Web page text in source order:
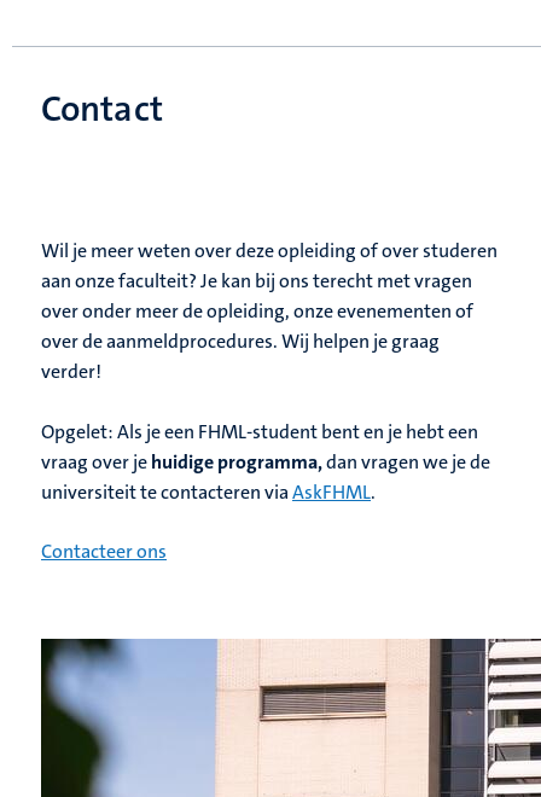
Contact
Wil je meer weten over deze opleiding of over studeren
aan onze faculteit? Je kan bij ons terecht met vragen
over onder meer de opleiding, onze evenementen of
over de aanmeldprocedures. Wij helpen je graag
verder!
Opgelet: Als je een FHML-student bent en je hebt een
vraag over jehuidige programma,dan vragen we je de
universiteit te contacteren viaAskFHML.
Contacteer ons